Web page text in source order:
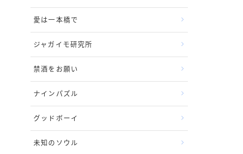
愛は一本橋で
ジャガイモ研究所
禁酒をお願い
ナインパズル
グッドボーイ
未知のソウル